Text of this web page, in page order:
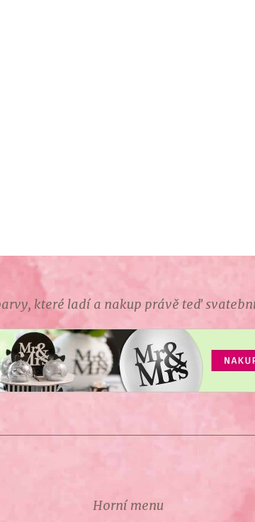
které ladí a nakup právě teď
Horní menu